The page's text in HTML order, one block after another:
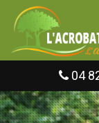
04